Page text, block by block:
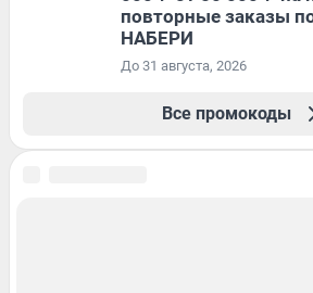
повторные заказы
НАБЕРИ
До 31 августа, 2026
Все промокоды